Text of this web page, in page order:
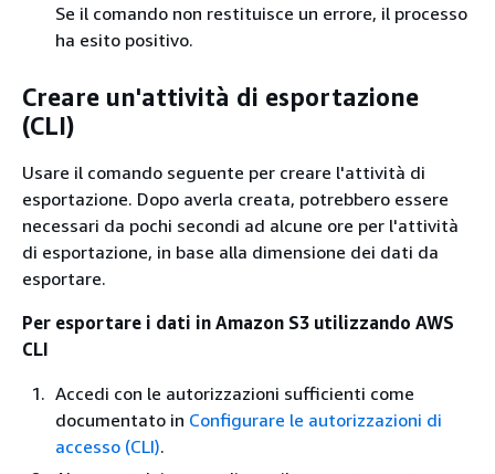
Se il comando non restituisce un errore, il processo
ha esito positivo.
Creare un'attività di esportazione
(CLI)
Usare il comando seguente per creare l'attività di
esportazione. Dopo averla creata, potrebbero essere
necessari da pochi secondi ad alcune ore per l'attività
di esportazione, in base alla dimensione dei dati da
esportare.
Per esportare i dati in Amazon S3 utilizzando AWS
CLI
Accedi con le autorizzazioni sufficienti come
documentato in Configurare le autorizzazioni di
accesso (CLI).